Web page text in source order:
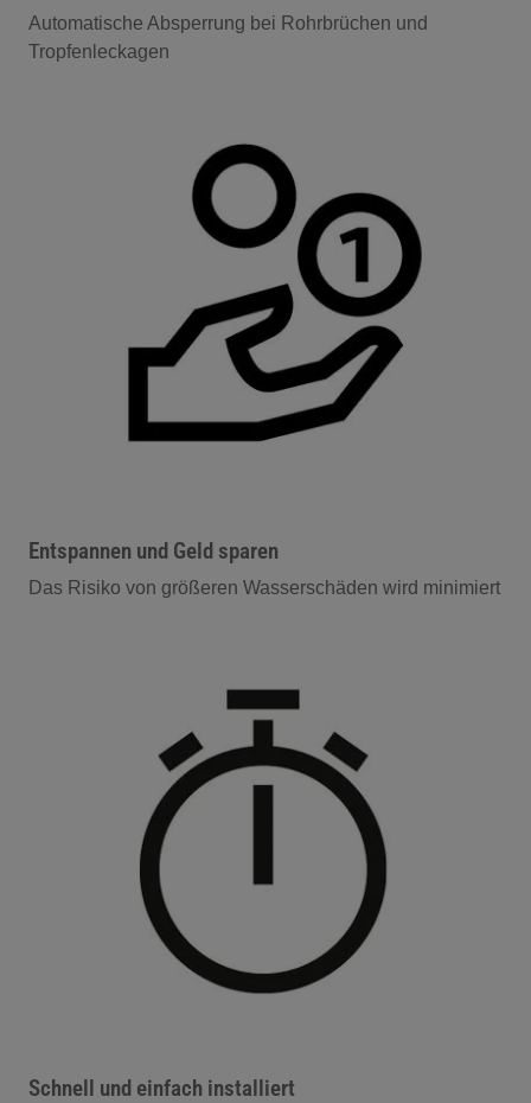
Automatische Absperrung bei Rohrbrüchen und
Tropfenleckagen
Entspannen und Geld sparen
Das Risiko von größeren Wasserschäden wird minimiert
Schnell und einfach installiert